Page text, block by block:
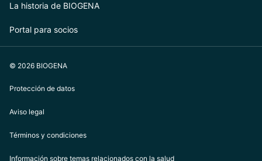
La historia de BIOGENA
Portal para socios
© 2026 BIOGENA
Protección de datos
Aviso legal
Términos y condiciones
Información sobre temas relacionados con la salud